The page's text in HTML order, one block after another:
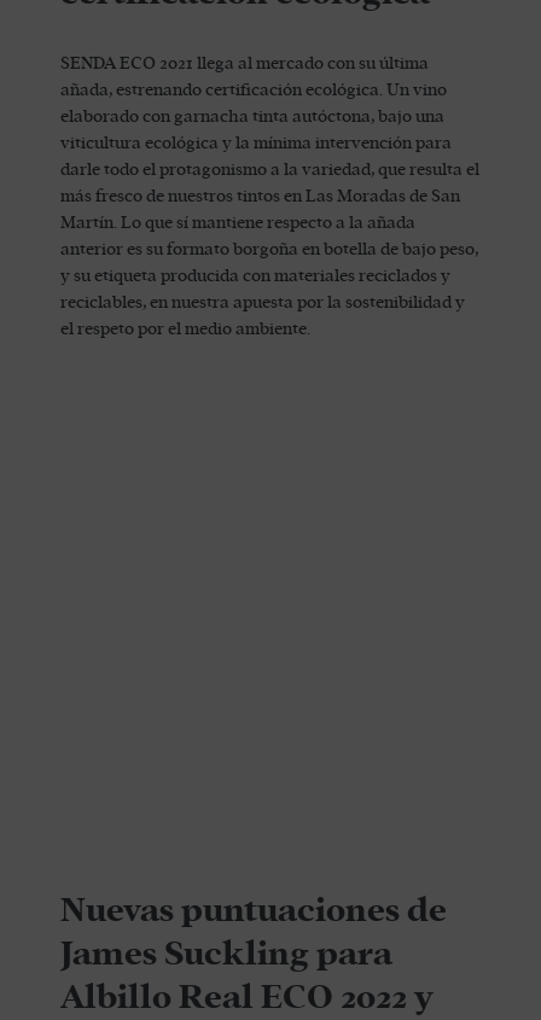
SENDA ECO 2021 llega al mercado con su última
añada, estrenando certificación ecológica. Un vino
elaborado con garnacha tinta autóctona, bajo una
viticultura ecológica y la mínima intervención para
darle todo el protagonismo a la variedad, que resulta el
más fresco de nuestros tintos en Las Moradas de San
Martín. Lo que sí mantiene respecto a la añada
anterior es su formato borgoña en botella de bajo peso,
y su etiqueta producida con materiales reciclados y
reciclables, en nuestra apuesta por la sostenibilidad y
el respeto por el medio ambiente.
Nuevas puntuaciones de
James Suckling para
Albillo Real ECO 2022 y